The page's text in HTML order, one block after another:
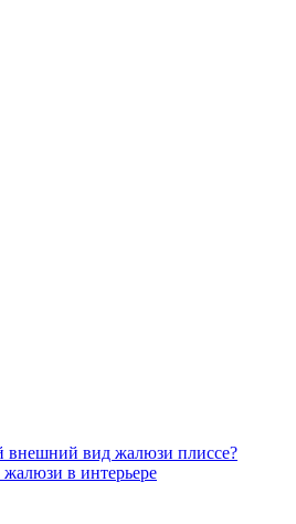
внешний вид жалюзи плиссе?
в интерьере